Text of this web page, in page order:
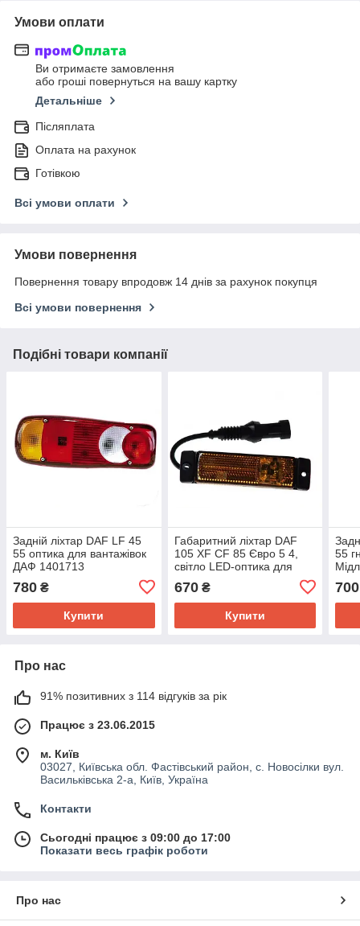
Умови оплати
Ви отримаєте замовлення
або гроші повернуться на вашу картку
Детальніше
Післяплата
Оплата на рахунок
Готівкою
Всі умови оплати
Умови повернення
Повернення товару впродовж 14 днів за рахунок покупця
Всі умови повернення
Подібні товари компанії
Задній ліхтар DAF LF 45
55 оптика для вантажівок
ДАФ 1401713
780 ₴
Купити
Габаритний ліхтар DAF
105 XF CF 85 Євро 5 4,
світло LED-оптика для
670₴
Купити
55
700
Про нас
91% позитивних з 114 відгуків за рік
Працює з 23.06.2015
м. Київ
03027, Київська обл. Фастівський район, с. Новосілки вул.
Васильківська 2-а, Київ, Україна
Контакти
Сьогодні працює з 09:00 до 17:00
Показати весь графік роботи
Про нас